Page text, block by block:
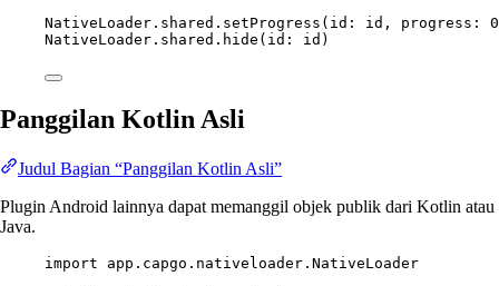
NativeLoader.shared. setProgress ( id : id, progress :
NativeLoader.shared. hide ( id : id)
Panggilan Kotlin Asli
Judul Bagian “Panggilan Kotlin Asli”
Plugin Android lainnya dapat memanggil objek publik dari Kotlin atau
Java.
import
app.capgo.nativeloader.NativeLoader